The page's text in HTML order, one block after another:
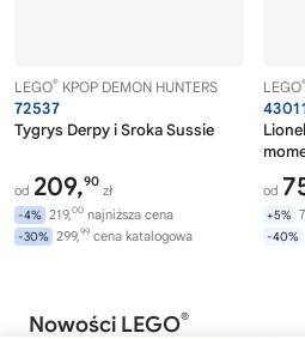
LEGO® KPOP DEMON HUNTERS
72537
Tygrys Derpy i Sroka Sussie
od 209,90
zł
-4% 219,00 najniższa cena
-30% 299,99 cena katalogowa
LEGO
od
+5%
-40%
Nowości LEGO®